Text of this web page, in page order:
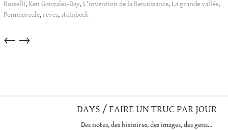
Rosselli,Ken Gonzales-Day,L'invention de la Renaissance,La grande vallée,
Pommereule,reves,steinbeck
Articles
→
←
DAYS / FAIRE UN TRUC PAR JOUR
Des notes, des histoires, des images, des gens…